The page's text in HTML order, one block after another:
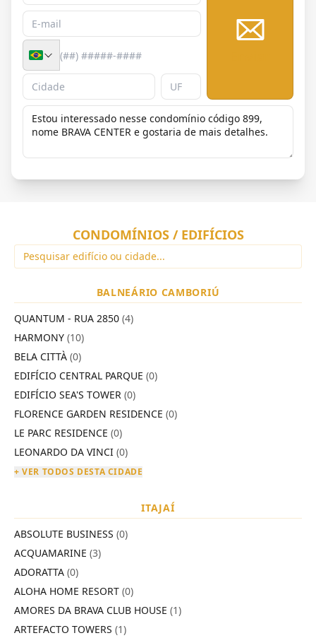
CONDOMÍNIOS / EDIFÍCIOS
BALNEÁRIO CAMBORIÚ
QUANTUM - RUA 2850 (4)
HARMONY (10)
BELA CITTÀ (0)
EDIFÍCIO CENTRAL PARQUE (0)
EDIFÍCIO SEA'S TOWER (0)
FLORENCE GARDEN RESIDENCE (0)
LE PARC RESIDENCE (0)
LEONARDO DA VINCI (0)
+ VER TODOS DESTA CIDADE
ITAJAÍ
ABSOLUTE BUSINESS (0)
ACQUAMARINE (3)
ADORATTA (0)
ALOHA HOME RESORT (0)
AMORES DA BRAVA CLUB HOUSE (1)
ARTEFACTO TOWERS (1)